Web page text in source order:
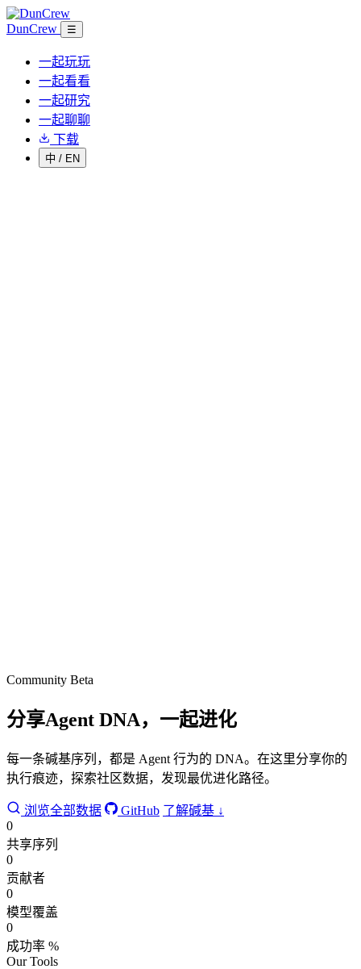
DunCrew ☰
一起玩玩
一起看看
一起研究
一起聊聊
下载
中 / EN
Community Beta
分享Agent DNA， 一起进化
每一条碱基序列，都是 Agent 行为的 DNA。在这里分享你的
执行痕迹，探索社区数据，发现最优进化路径。
浏览全部数据 GitHub 了解碱基 ↓
0
共享序列
0
贡献者
0
模型覆盖
0
成功率 %
Our Tools